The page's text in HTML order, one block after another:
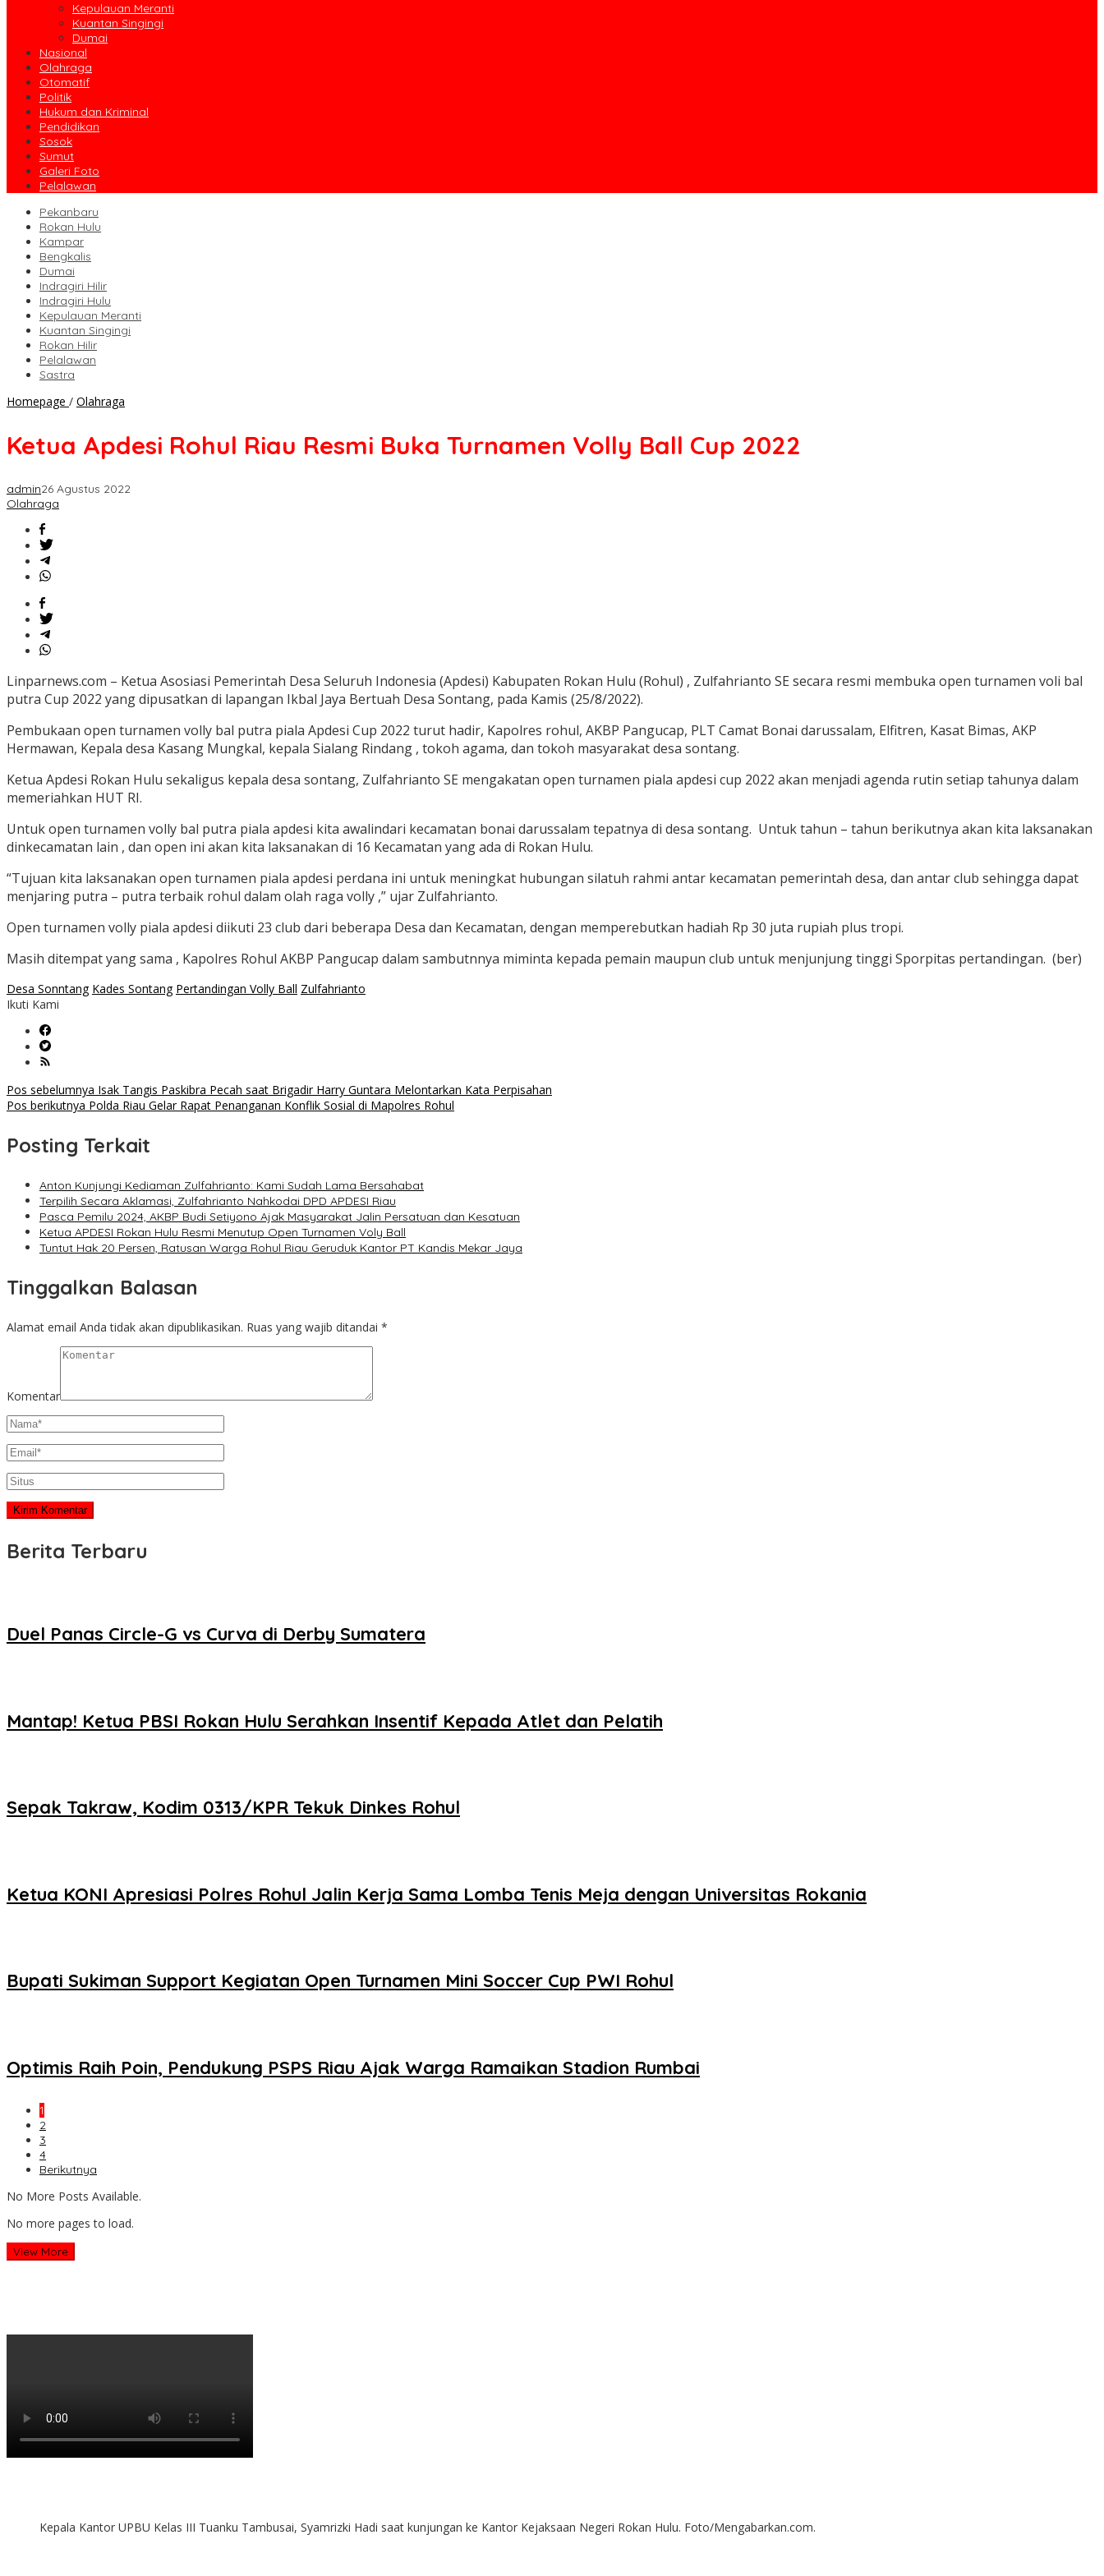
Kepulauan Meranti
Kuantan Singingi
Dumai
Nasional
Olahraga
Otomatif
Politik
Hukum dan Kriminal
Pendidikan
Sosok
Sumut
Galeri Foto
Pelalawan
Pekanbaru
Rokan Hulu
Kampar
Bengkalis
Dumai
Indragiri Hilir
Indragiri Hulu
Kepulauan Meranti
Kuantan Singingi
Rokan Hilir
Pelalawan
Sastra
Homepage / Olahraga
Riau
Turnamen
Ketua Apdesi Rohul Riau Resmi Buka Turnamen Volly Ball Cup 2022
admin26 Agustus 2022
Olahraga
Linparnews.com – Ketua Asosiasi Pemerintah Desa Seluruh Indonesia (Apdesi) Kabupaten Rokan Hulu (Rohul) , Zulfahrianto SE secara resmi membuka open turnamen voli bal
putra Cup 2022 yang dipusatkan di lapangan Ikbal Jaya Bertuah Desa Sontang, pada Kamis (25/8/2022).
Pembukaan open turnamen volly bal putra piala Apdesi Cup 2022 turut hadir, Kapolres rohul, AKBP Pangucap, PLT Camat Bonai darussalam, Elfitren, Kasat Bimas, AKP
Hermawan, Kepala desa Kasang Mungkal, kepala Sialang Rindang , tokoh agama, dan tokoh masyarakat desa sontang.
Ketua Apdesi Rokan Hulu sekaligus kepala desa sontang, Zulfahrianto SE mengakatan open turnamen piala apdesi cup 2022 akan menjadi agenda rutin setiap tahunya dalam
memeriahkan HUT RI.
Untuk open turnamen volly bal putra piala apdesi kita awalindari kecamatan bonai darussalam tepatnya di desa sontang. Untuk tahun – tahun berikutnya akan kita laksanakan
dinkecamatan lain , dan open ini akan kita laksanakan di 16 Kecamatan yang ada di Rokan Hulu.
“Tujuan kita laksanakan open turnamen piala apdesi perdana ini untuk meningkat hubungan silatuh rahmi antar kecamatan pemerintah desa, dan antar club sehingga dapat
menjaring putra – putra terbaik rohul dalam olah raga volly ,” ujar Zulfahrianto.
Open turnamen volly piala apdesi diikuti 23 club dari beberapa Desa dan Kecamatan, dengan memperebutkan hadiah Rp 30 juta rupiah plus tropi.
Masih ditempat yang sama , Kapolres Rohul AKBP Pangucap dalam sambutnnya miminta kepada pemain maupun club untuk menjunjung tinggi Sporpitas pertandingan. (ber)
Desa Sonntang Kades Sontang Pertandingan Volly Ball Zulfahrianto
Ikuti Kami
Navigasi
Pos sebelumnya Isak Tangis Paskibra Pecah saat Brigadir Harry Guntara Melontarkan Kata Perpisahan
Pos berikutnya Polda Riau Gelar Rapat Penanganan Konflik Sosial di Mapolres Rohul
Posting Terkait
Anton Kunjungi Kediaman Zulfahrianto: Kami Sudah Lama Bersahabat
Terpilih Secara Aklamasi, Zulfahrianto Nahkodai DPD APDESI Riau
Pasca Pemilu 2024, AKBP Budi Setiyono Ajak Masyarakat Jalin Persatuan dan Kesatuan
Ketua APDESI Rokan Hulu Resmi Menutup Open Turnamen Voly Ball
Tuntut Hak 20 Persen, Ratusan Warga Rohul Riau Geruduk Kantor PT Kandis Mekar Jaya
Tinggalkan Balasan
Alamat email Anda tidak akan dipublikasikan. Ruas yang wajib ditandai *
Komentar
Berita Terbaru
Duel Panas Circle-G vs Curva di Derby Sumatera
Mantap! Ketua PBSI Rokan Hulu Serahkan Insentif Kepada Atlet dan Pelatih
Sepak Takraw, Kodim 0313/KPR Tekuk Dinkes Rohul
Ketua KONI Apresiasi Polres Rohul Jalin Kerja Sama Lomba Tenis Meja dengan Universitas Rokania
Bupati Sukiman Support Kegiatan Open Turnamen Mini Soccer Cup PWI Rohul
Optimis Raih Poin, Pendukung PSPS Riau Ajak Warga Ramaikan Stadion Rumbai
1
2
3
4
Berikutnya
No More Posts Available.
No more pages to load.
View More
Kepala Kantor UPBU Kelas III Tuanku Tambusai, Syamrizki Hadi saat kunjungan ke Kantor Kejaksaan Negeri Rokan Hulu. Foto/Mengabarkan.com.